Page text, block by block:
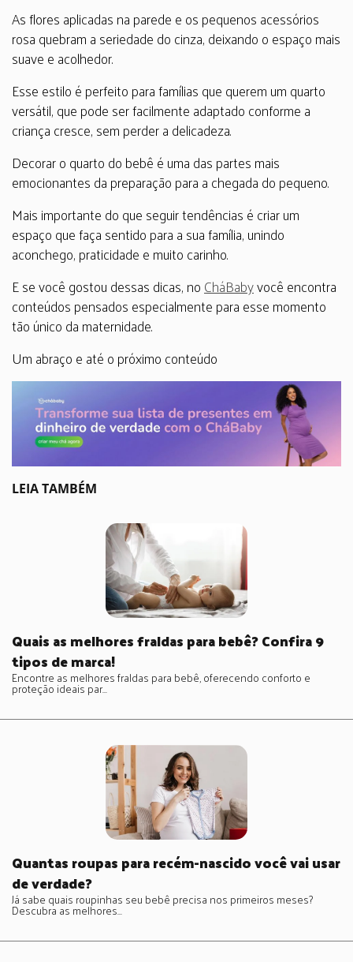
As flores aplicadas na parede e os pequenos acessórios
rosa quebram a seriedade do cinza, deixando o espaço mais
suave e acolhedor.
Esse estilo é perfeito para famílias que querem um quarto
versátil, que pode ser facilmente adaptado conforme a
criança cresce, sem perder a delicadeza.
Decorar o quarto do bebê é uma das partes mais
emocionantes da preparação para a chegada do pequeno.
Mais importante do que seguir tendências é criar um
espaço que faça sentido para a sua família, unindo
aconchego, praticidade e muito carinho.
E se você gostou dessas dicas, noCháBabyvocê encontra
conteúdos pensados especialmente para esse momento
tão único da maternidade.
Um abraço e até o próximo conteúdo
LEIA TAMBÉM
Quais as melhores fraldas para bebê? Confira 9
tipos de marca!
Encontre as melhores fraldas para bebê, oferecendo conforto e
proteção ideais par...
Quantas roupas para recém-nascido você vai usar
de verdade?
Já sabe quais roupinhas seu bebê precisa nos primeiros meses?
Descubra as melhores...